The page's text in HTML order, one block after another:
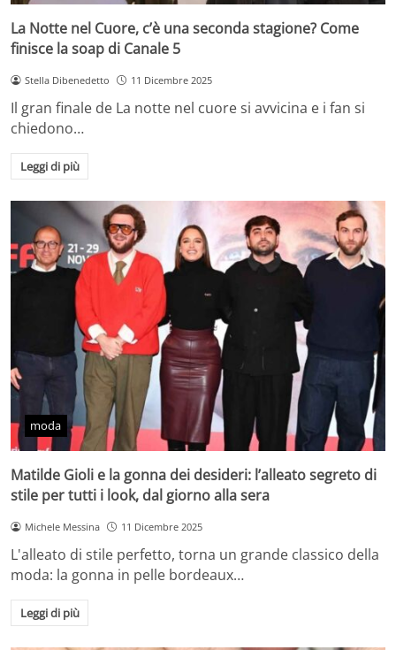
La Notte nel Cuore, c’è una seconda stagione? Come
finisce la soap di Canale 5
Stella Dibenedetto 11 Dicembre 2025
Il gran finale de La notte nel cuore si avvicina e i fan si
chiedono…
Leggi di più
moda
Matilde Gioli e la gonna dei desideri: l’alleato segreto di
stile per tutti i look, dal giorno alla sera
Michele Messina 11 Dicembre 2025
L'alleato di stile perfetto, torna un grande classico della
moda: la gonna in pelle bordeaux…
Leggi di più